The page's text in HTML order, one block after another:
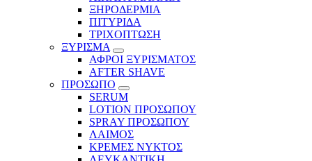
ΞΗΡΟΔΕΡΜΙΑ
ΠΙΤΥΡΙΔΑ
ΤΡΙΧΟΠΤΩΣΗ
ΞΥΡΙΣΜΑ
ΑΦΡΟΙ ΞΥΡΙΣΜΑΤΟΣ
AFTER SHAVE
ΠΡΟΣΩΠΟ
SERUM
LOTION ΠΡΟΣΩΠΟΥ
SPRAY ΠΡΟΣΩΠΟΥ
ΛΑΙΜΟΣ
ΚΡΕΜΕΣ ΝΥΚΤΟΣ